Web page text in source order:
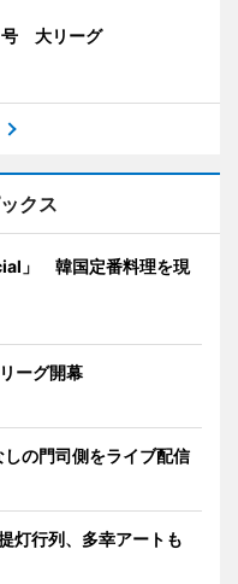
号 大リーグ
クス
」 韓国定番料理を現
ーグ開幕
の門司側をライブ配信
灯行列、多幸アートも